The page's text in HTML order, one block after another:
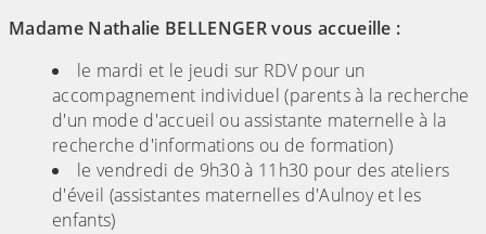
Madame Nathalie BELLENGER vous accueille :
le mardi et le jeudi sur RDV pour un
accompagnement individuel (parents à la recherche
d'un mode d'accueil ou assistante maternelle à la
recherche d'informations ou de formation)
le vendredi de 9h30 à 11h30 pour des ateliers
d'éveil (assistantes maternelles d'Aulnoy et les
enfants)